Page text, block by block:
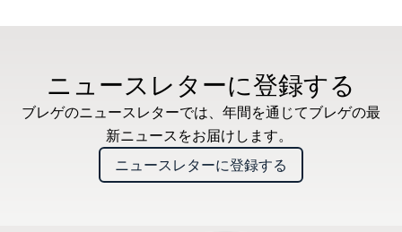
ニュースレターに登録する
ブレゲのニュースレターでは、年間を通じてブレゲの最
新ニュースをお届けします。
ニュースレターに登録する